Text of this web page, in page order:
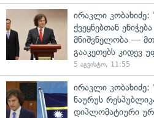
ირაკლი კობახიძე:
ქვეყნებთან
მნიშვნელობა —
გააკეთებს კიდევ
5 აგვისტო, 11:55
ირაკლი
ნაურუს
დიპლომატიური